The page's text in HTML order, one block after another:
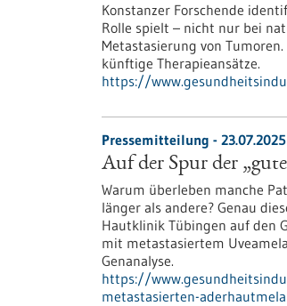
Konstanzer Forschende
Rolle spielt – nicht nur bei
Metastasierung von
künftige Therapieansätze.
https://
Pressemitteilung - 23.07.2025
Auf der Spur der
Warum überleben manche
länger als andere? Genau
Hautklinik Tübingen auf den
mit metastasiertem
Genanalyse.
https://
metastasierten-